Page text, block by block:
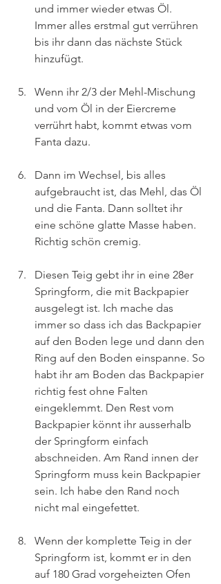
und immer wieder etwas Öl.
Immer alles erstmal gut verrühren
bis ihr dann das nächste Stück
hinzufügt.
Wenn ihr 2/3 der Mehl-Mischung
und vom Öl in der Eiercreme
verrührt habt, kommt etwas vom
Fanta dazu.
Dann im Wechsel, bis alles
aufgebraucht ist, das Mehl, das Öl
und die Fanta. Dann solltet ihr
eine schöne glatte Masse haben.
Richtig schön cremig.
Diesen Teig gebt ihr in eine 28er
Springform, die mit Backpapier
ausgelegt ist. Ich mache das
immer so dass ich das Backpapier
auf den Boden lege und dann den
Ring auf den Boden einspanne. So
habt ihr am Boden das Backpapier
richtig fest ohne Falten
eingeklemmt. Den Rest vom
Backpapier könnt ihr ausserhalb
der Springform einfach
abschneiden. Am Rand innen der
Springform muss kein Backpapier
sein. Ich habe den Rand noch
nicht mal eingefettet.
Wenn der komplette Teig in der
Springform ist, kommt er in den
auf 180 Grad vorgeheizten Ofen